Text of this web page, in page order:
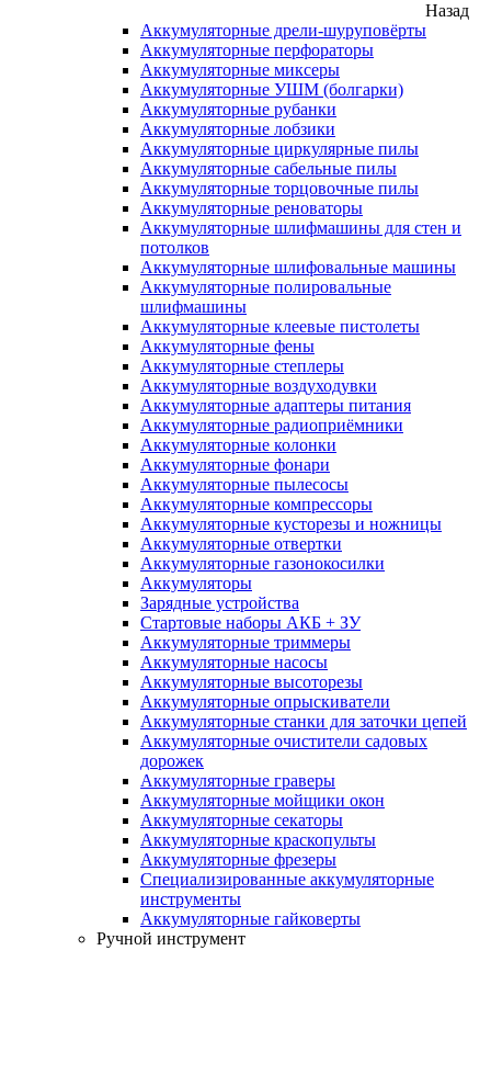
Назад
Аккумуляторные дрели-шуруповёрты
Аккумуляторные перфораторы
Аккумуляторные миксеры
Аккумуляторные УШМ (болгарки)
Аккумуляторные рубанки
Аккумуляторные лобзики
Аккумуляторные циркулярные пилы
Аккумуляторные сабельные пилы
Аккумуляторные торцовочные пилы
Аккумуляторные реноваторы
Аккумуляторные шлифмашины для стен и
потолков
Аккумуляторные шлифовальные машины
Аккумуляторные полировальные
шлифмашины
Аккумуляторные клеевые пистолеты
Аккумуляторные фены
Аккумуляторные степлеры
Аккумуляторные воздуходувки
Аккумуляторные адаптеры питания
Аккумуляторные радиоприёмники
Аккумуляторные колонки
Аккумуляторные фонари
Аккумуляторные пылесосы
Аккумуляторные компрессоры
Аккумуляторные кусторезы и ножницы
Аккумуляторные отвертки
Аккумуляторные газонокосилки
Аккумуляторы
Зарядные устройства
Стартовые наборы АКБ + ЗУ
Аккумуляторные триммеры
Аккумуляторные насосы
Аккумуляторные высоторезы
Аккумуляторные опрыскиватели
Аккумуляторные станки для заточки цепей
Аккумуляторные очистители садовых
дорожек
Аккумуляторные граверы
Аккумуляторные мойщики окон
Аккумуляторные секаторы
Аккумуляторные краскопульты
Аккумуляторные фрезеры
Специализированные аккумуляторные
инструменты
Аккумуляторные гайковерты
Ручной инструмент